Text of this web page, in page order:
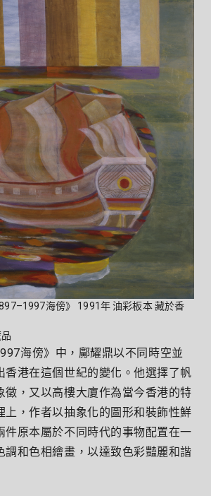
海傍》 1991年 油彩板本 藏於香
海傍》中，鄺耀鼎以不同時空並
香港在這個世紀的變化。他選擇了帆
徵，又以高樓大廈作為當今香港的特
上，作者以抽象化的圖形和裝飾性鮮
件原本屬於不同時代的事物配置在一
調和色相繪畫，以達致色彩豔麗和諧